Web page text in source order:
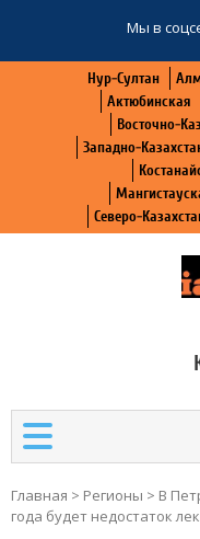
Мы в
Нур-Султан
Актюбинская
Восточно-
Западно-
Северо-
Главная > Регионы > В
года будет недостаток